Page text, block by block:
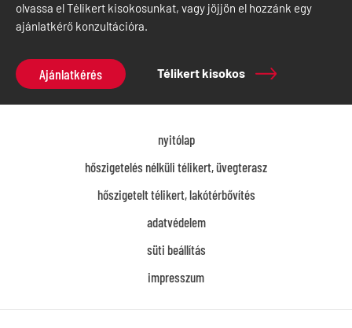
olvassa el Télikert kisokosunkat, vagy jöjjön el hozzánk egy
ajánlatkérő konzultációra.
Ajánlatkérés Télikert kisokos
nyitólap
hőszigetelés nélküli télikert, üvegterasz
hőszigetelt télikert, lakótérbővítés
adatvédelem
süti beállítás
impresszum